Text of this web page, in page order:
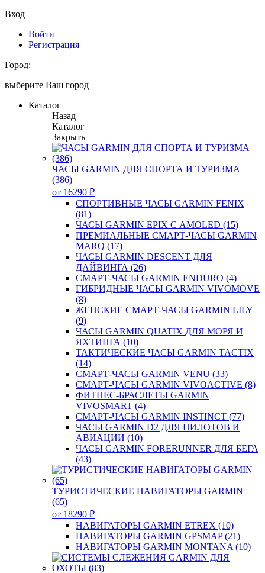
Вход
Войти
Регистрация
Город:
выберите Ваш город
Каталог
Назад
Каталог
Закрыть
ЧАСЫ GARMIN ДЛЯ СПОРТА И ТУРИЗМА
(386)
от 16290 ₽
СПОРТИВНЫЕ ЧАСЫ GARMIN FENIX
(81)
ЧАСЫ GARMIN EPIX С AMOLED (15)
ПРЕМИАЛЬНЫЕ СМАРТ-ЧАСЫ GARMIN
MARQ (17)
ЧАСЫ GARMIN DESCENT ДЛЯ
ДАЙВИНГА (26)
СМАРТ-ЧАСЫ GARMIN ENDURO (4)
ГИБРИДНЫЕ ЧАСЫ GARMIN VIVOMOVE
(8)
ЖЕНСКИЕ СМАРТ-ЧАСЫ GARMIN LILY
(9)
ЧАСЫ GARMIN QUATIX ДЛЯ МОРЯ И
ЯХТИНГА (10)
ТАКТИЧЕСКИЕ ЧАСЫ GARMIN TACTIX
(14)
СМАРТ-ЧАСЫ GARMIN VENU (33)
СМАРТ-ЧАСЫ GARMIN VIVOACTIVE (8)
ФИТНЕС-БРАСЛЕТЫ GARMIN
VIVOSMART (4)
СМАРТ-ЧАСЫ GARMIN INSTINCT (77)
ЧАСЫ GARMIN D2 ДЛЯ ПИЛОТОВ И
АВИАЦИИ (10)
ЧАСЫ GARMIN FORERUNNER ДЛЯ БЕГА
(43)
ТУРИСТИЧЕСКИЕ НАВИГАТОРЫ GARMIN
(65)
от 18290 ₽
НАВИГАТОРЫ GARMIN ETREX (10)
НАВИГАТОРЫ GARMIN GPSMAP (21)
НАВИГАТОРЫ GARMIN MONTANA (10)